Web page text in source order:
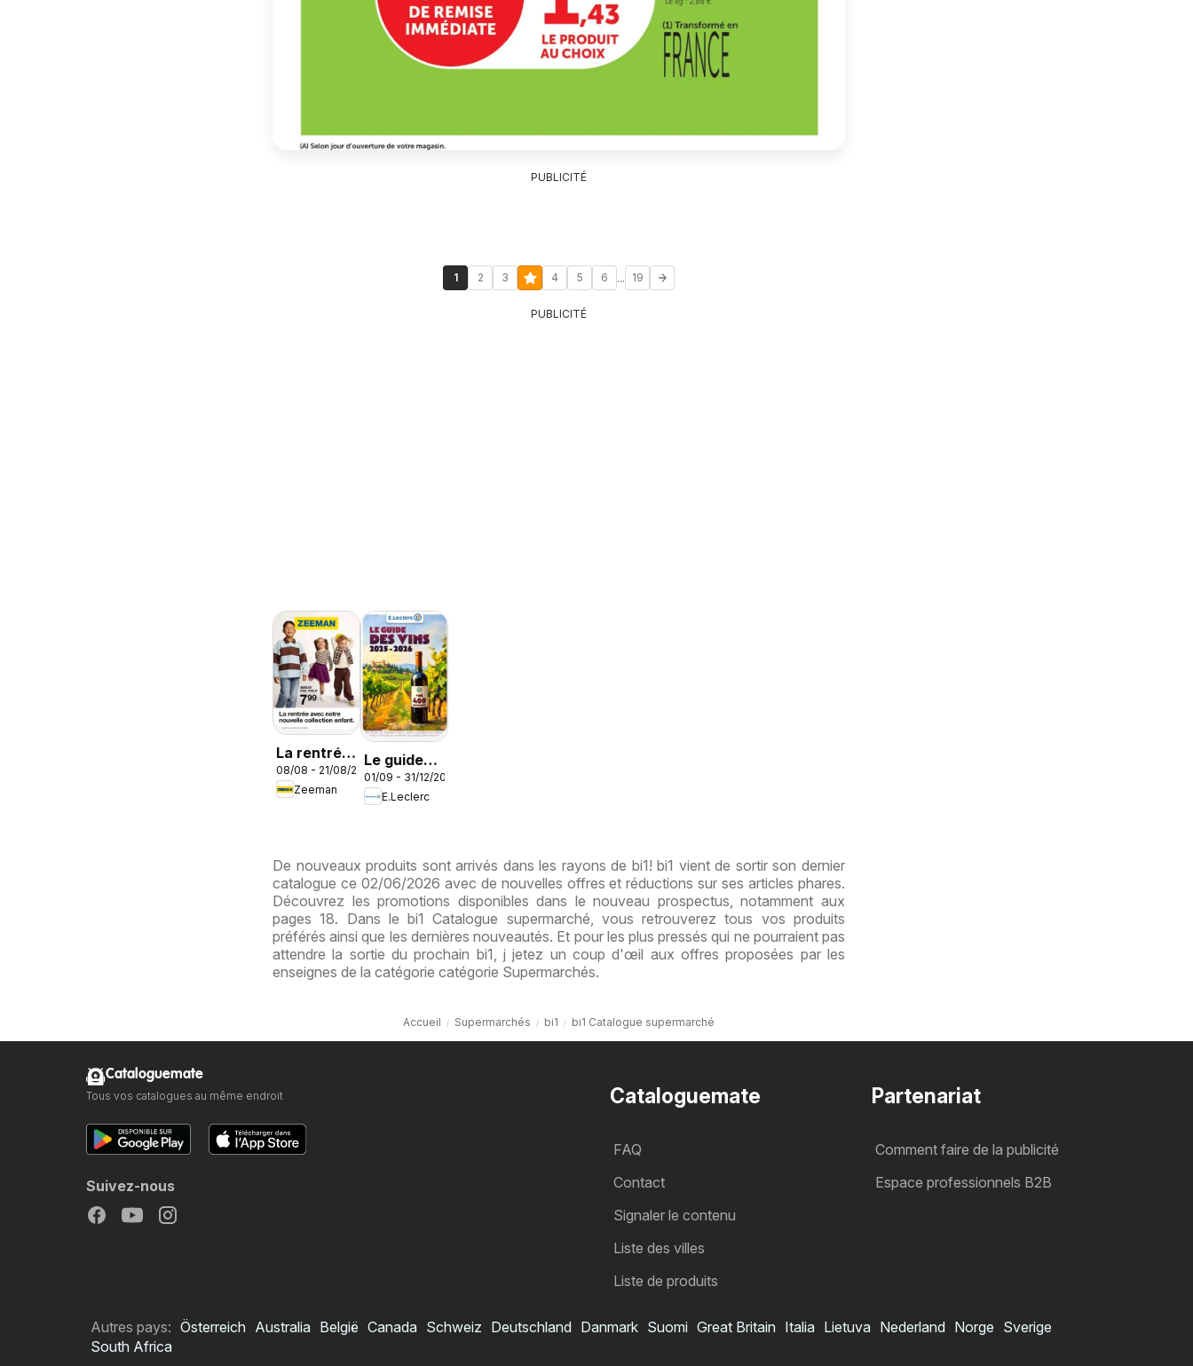
PUBLICITÉ
1 2 3 4 5 6 ... 19
PUBLICITÉ
La rentrée
avec notre
nouvelle
08/08 - 21/08/2026
Zeeman
Le guide
des vins
01/09 - 31/12/2026
E.Leclerc
De nouveaux produits sont arrivés dans les rayons de bi1! bi1 vient de sortir son dernier
catalogue ce 02/06/2026 avec de nouvelles offres et réductions sur ses articles phares.
Découvrez les promotions disponibles dans le nouveau prospectus, notamment aux
pages 18. Dans le bi1 Catalogue supermarché, vous retrouverez tous vos produits
préférés ainsi que les dernières nouveautés. Et pour les plus pressés qui ne pourraient pas
attendre la sortie du prochain bi1, j jetez un coup d'œil aux offres proposées par les
enseignes de la catégorie catégorie Supermarchés.
Accueil Supermarchés bi1 bi1 Catalogue supermarché
Cataloguemate
FAQ
Contact
Signaler le contenu
Liste des villes
Liste de produits
Partenariat
Comment faire de la publicité
Espace professionnels B2B
Cataloguemate
Tous vos catalogues au même endroit
Suivez-nous
Autres pays: Österreich Australia België Canada Schweiz Deutschland Danmark Suomi Great Britain Italia Lietuva Nederland Norge Sverige
South Africa